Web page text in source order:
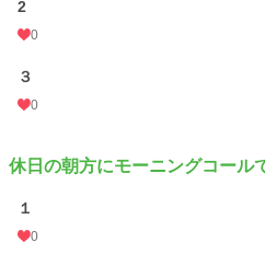
2
0
３
0
休日の朝方にモーニングコール
１
0